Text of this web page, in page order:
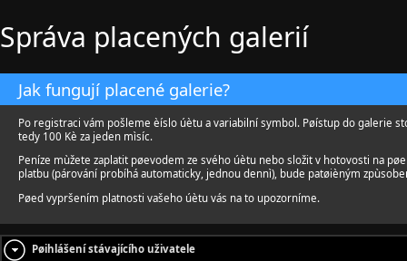
Správa placených galerií
Jak fungují placené galerie?
Po registraci vám pošleme èíslo úètu a variabilní symbol. Pøístup do galerie
tedy 100 Kè za jeden mìsíc.
Peníze mùžete zaplatit pøevodem ze svého úètu nebo složit v hotovosti na
platbu (párování probíhá automaticky, jednou dennì), bude patøièným
Pøed vypršením platnosti vašeho úètu vás na to upozorníme.
Pøihlášení stávajícího uživatele